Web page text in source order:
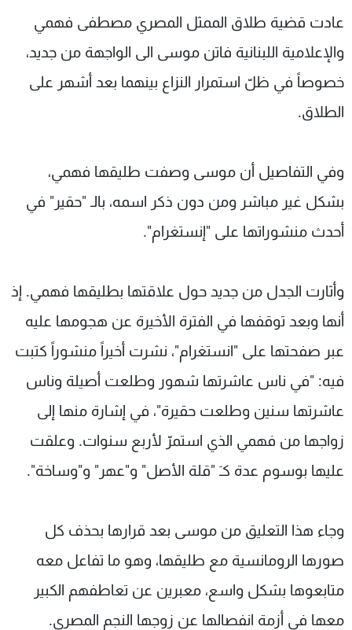
عادت قضية طلاق الممثل المصري مصطفى فهمي
والإعلامية اللبنانية فاتن موسى الى الواجهة من جديد،
خصوصاً في ظلّ استمرار النزاع بينهما بعد أشهر على
الطلاق.
وفي التفاصيل أن موسى وصفت طليقها فهمي،
بشكل غير مباشر ومن دون ذكر اسمه، بالـ "حقير" في
أحدث منشوراتها على "إنستغرام".
وأثارت الجدل من جديد حول علاقتها بطليقها فهمي. إذ
أنها وبعد توقفها في الفترة الأخيرة عن هجومها عليه
عبر صفحتها على "انستغرام"، نشرت أخيراً منشوراً كتبت
فيه: "في ناس عاشرتها شهور وطلعت أصيلة وناس
عاشرتها سنين وطلعت حقيرة"، في إشارة منها إلى
زواجها من فهمي الذي استمرّ لأربع سنوات. وعلقت
عليها بوسوم عدة كـَ "قلة الأصل" و"عهر" و"وساخة".
وجاء هذا التعليق من موسى بعد قرارها بحذف كل
صورها الرومانسية مع طليقها، وهو ما تفاعل معه
متابعوها بشكل واسع، معبرين عن تعاطفهم الكبير
معها في أزمة انفصالها عن زوجها النجم المصري.
شاهد البرامج
عن MTV
الإنـتـاج
لاعلاناتكم
وظائف